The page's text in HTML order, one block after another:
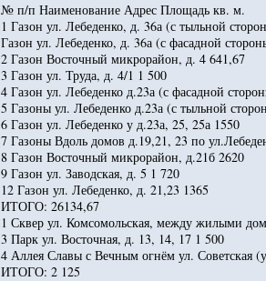
№ п/п Наименование Адрес Площадь кв. м.
1 Газон ул. Лебеденко, д. 36а (с тыльной
Газон ул. Лебеденко, д. 36а (с фасадной
2 Газон Восточный микрорайон, д. 4 641,67
3 Газон ул. Труда, д. 4/1 1 500
4 Газон ул. Лебеденко д.23а (с фасадной
5 Газоны ул. Лебеденко д.23а (с тыльной
6 Газон ул. Лебеденко у д.23а, 25, 25а 1550
7 Газоны Вдоль домов д.19,21, 23 по
8 Газон Восточный микрорайон, д.21б 2620
9 Газон ул. Заводская, д. 5 1 720
12 Газон ул. Лебеденко, д. 21,23 1365
ИТОГО: 26134,67
1 Сквер ул. Комсомольская, между жилыми
3 Парк ул. Восточная, д. 13, 14, 17 1 500
4 Аллея Славы с Вечным огнём ул. Советская
ИТОГО: 2 125